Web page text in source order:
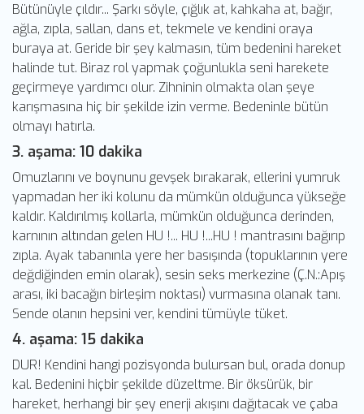
Bütünüyle çıldır... Şarkı söyle, çığlık at, kahkaha at, bağır,
ağla, zıpla, sallan, dans et, tekmele ve kendini oraya
buraya at. Geride bir şey kalmasın, tüm bedenini hareket
halinde tut. Biraz rol yapmak çoğunlukla seni harekete
geçirmeye yardımcı olur. Zihninin olmakta olan şeye
karışmasına hiç bir şekilde izin verme. Bedeninle bütün
olmayı hatırla.
3. aşama: 10 dakika
Omuzlarını ve boynunu gevşek bırakarak, ellerini yumruk
yapmadan her iki kolunu da mümkün olduğunca yükseğe
kaldır. Kaldırılmış kollarla, mümkün olduğunca derinden,
karnının altından gelen HU !... HU !...HU ! mantrasını bağırıp
zıpla. Ayak tabanınla yere her basışında (topuklarının yere
değdiğinden emin olarak), sesin seks merkezine (Ç.N.:Apış
arası, iki bacağın birleşim noktası) vurmasına olanak tanı.
Sende olanın hepsini ver, kendini tümüyle tüket.
4. aşama: 15 dakika
DUR! Kendini hangi pozisyonda bulursan bul, orada donup
kal. Bedenini hiçbir şekilde düzeltme. Bir öksürük, bir
hareket, herhangi bir şey enerji akışını dağıtacak ve çaba